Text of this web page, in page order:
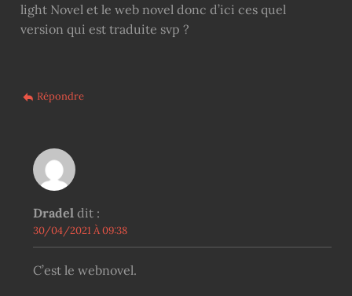
light Novel et le web novel donc d’ici ces quel
version qui est traduite svp ?
Répondre
Dradel dit :
30/04/2021 À 09:38
C’est le webnovel.